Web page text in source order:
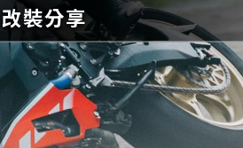
改裝分享